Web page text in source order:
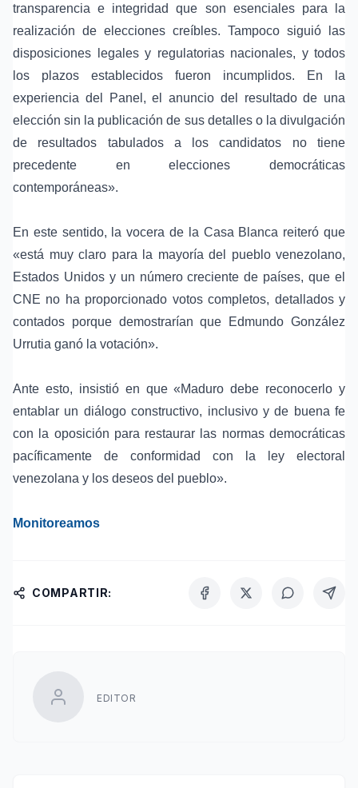
transparencia e integridad que son esenciales para la
realización de elecciones creíbles. Tampoco siguió las
disposiciones legales y regulatorias nacionales, y todos
los plazos establecidos fueron incumplidos. En la
experiencia del Panel, el anuncio del resultado de una
elección sin la publicación de sus detalles o la divulgación
de resultados tabulados a los candidatos no tiene
precedente en elecciones democráticas
contemporáneas».
En este sentido, la vocera de la Casa Blanca reiteró que
«está muy claro para la mayoría del pueblo venezolano,
Estados Unidos y un número creciente de países, que el
CNE no ha proporcionado votos completos, detallados y
contados porque demostrarían que Edmundo González
Urrutia ganó la votación».
Ante esto, insistió en que «Maduro debe reconocerlo y
entablar un diálogo constructivo, inclusivo y de buena fe
con la oposición para restaurar las normas democráticas
pacíficamente de conformidad con la ley electoral
venezolana y los deseos del pueblo».
Monitoreamos
COMPARTIR:
EDITOR